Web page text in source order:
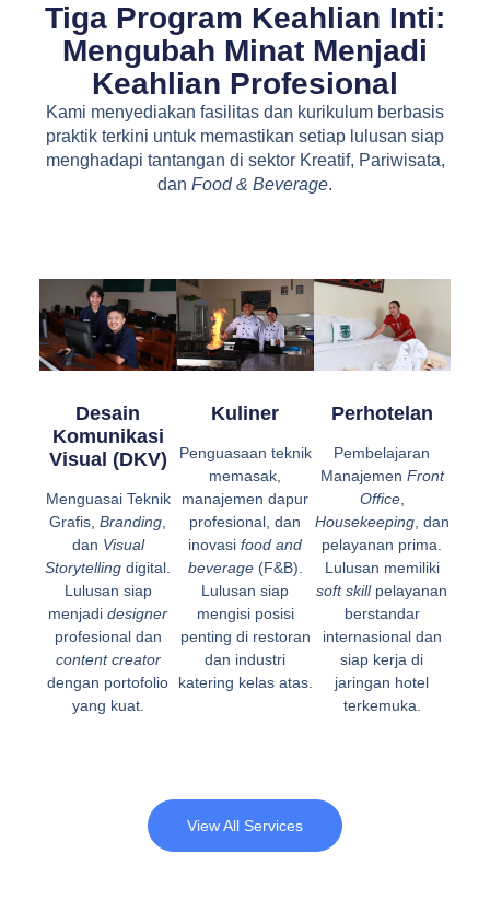
Tiga Program Keahlian Inti:
Mengubah Minat Menjadi
Keahlian Profesional
Kami menyediakan fasilitas dan kurikulum berbasis
praktik terkini untuk memastikan setiap lulusan siap
menghadapi tantangan di sektor Kreatif, Pariwisata,
dan Food & Beverage.
Desain
Komunikasi
Visual (DKV)
Menguasai Teknik
Grafis,Branding
dan Visual
Storytelling digital.
Lulusan siap
menjadidesigner
profesional dan
content creator
dengan portofolio
yang kuat.
Kuliner
Penguasaan teknik
memasak,
manajemen dapur
profesional, dan
inovasi food and
beverage(F&B).
Lulusan siap
mengisi posisi
penting di restoran
dan industri
katering kelas atas.
Perhotelan
Pembelajaran
Manajemen Front
Office,
Housekeeping, dan
pelayanan prima.
Lulusan memiliki
soft skillpelayanan
berstandar
internasional dan
siap kerja di
jaringan hotel
terkemuka.
View All Services